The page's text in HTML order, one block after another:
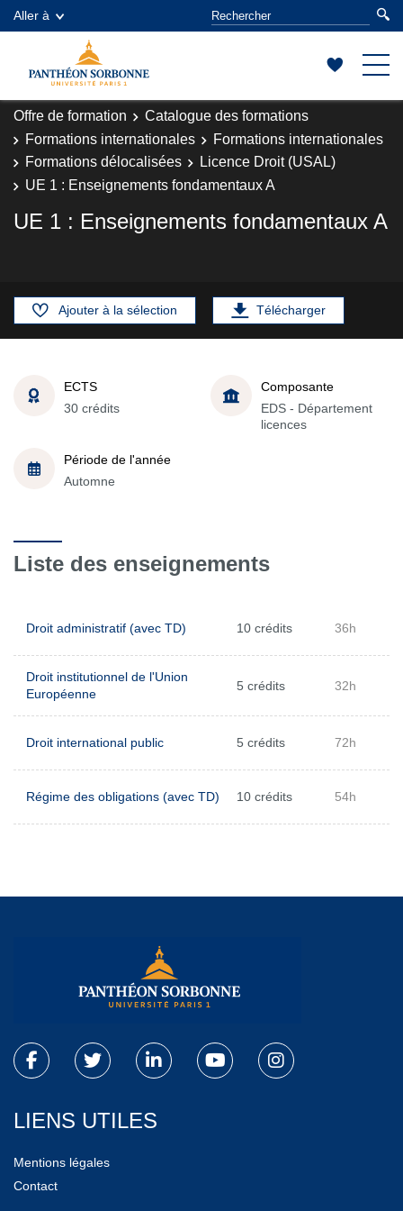
Aller à
Offre de formation
Catalogue des formations
Formations internationales
Formations internationales
Formations délocalisées
Licence Droit (USAL)
UE 1 : Enseignements fondamentaux A
UE 1 : Enseignements fondamentaux A
Ajouter à la sélection Télécharger
ECTS
30 crédits
Composante
EDS - Département
licences
Période de l'année
Automne
Liste des enseignements
Droit administratif (avec TD) 10 crédits 36h
Droit institutionnel de l'Union
Européenne
5 crédits 32h
Droit international public 5 crédits 72h
Régime des obligations (avec TD) 10 crédits 54h
LIENS UTILES
Mentions légales
Contact